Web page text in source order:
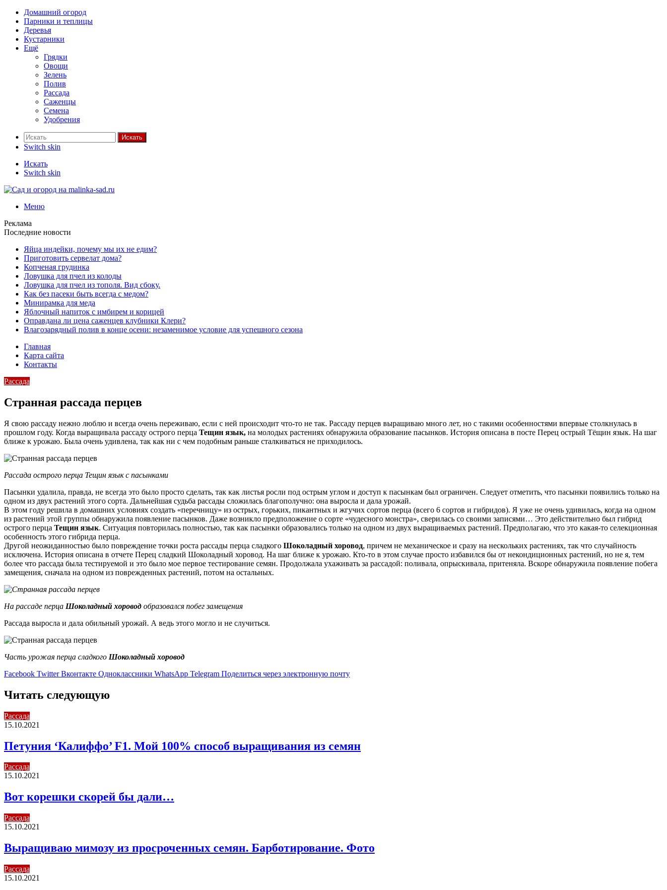
Домашний огород
Парники и теплицы
Деревья
Кустарники
Ещё
Грядки
Овощи
Зелень
Полив
Рассада
Саженцы
Семена
Удобрения
Искать
Switch skin
Искать
Switch skin
Меню
Реклама
Последние новости
Яйца индейки, почему мы их не едим?
Приготовить сервелат⁠⁠ дома?
Копченая грудинка
Ловушка для пчел из колоды
Ловушка для пчел из тополя. Вид сбоку.
Как без пасеки быть всегда с медом?
Минирамка для меда
Яблочный напиток с имбирем и корицей
Оправдана ли цена саженцев клубники Клери?
Влагозарядный полив в конце осени: незаменимое условие для успешного сезона
Главная
Карта сайта
Контакты
Рассада
Странная рассада перцев
Я свою рассаду нежно люблю и всегда очень переживаю, если с ней происходит что-то не так. Рассаду перцев выращиваю много лет, но с такими особенностями впервые столкнулась в
прошлом году. Когда выращивала рассаду острого перца Тещин язык, на молодых растениях обнаружила образование пасынков. История описана в посте Перец острый Тёщин язык. На шаг
ближе к урожаю. Была очень удивлена, так как ни с чем подобным раньше сталкиваться не приходилось.
Рассада острого перца Тещин язык с пасынками
Пасынки удалила, правда, не всегда это было просто сделать, так как листья росли под острым углом и доступ к пасынкам был ограничен. Следует отметить, что пасынки появились только на
одном из двух растений этого сорта. Дальнейшая судьба рассады сложилась благополучно: она выросла и дала урожай.
В этом году решила в домашних условиях создать «перечницу» из острых, горьких, пикантных и жгучих сортов перца (всего 6 сортов и гибридов). Я уже не очень удивилась, когда на одном
из растений этой группы обнаружила появление пасынков. Даже возникло предположение о сорте «чудесного монстра», сверилась со своими записями… Это действительно был гибрид
острого перца Тещин язык. Ситуация повторилась полностью, так как пасынки образовались только на одном из двух выращиваемых растений. Предполагаю, что это какая-то селекционная
особенность этого гибрида перца.
Другой неожиданностью было повреждение точки роста рассады перца сладкого Шоколадный хоровод, причем не механическое и сразу на нескольких растениях, так что случайность
исключена. История описана в отчете Перец сладкий Шоколадный хоровод. На шаг ближе к урожаю. Кто-то в этом случае просто избавился бы от некондиционных растений, но не я, тем
более что рассада была тестируемой и это было мое первое тестирование семян. Продолжала ухаживать за рассадой: поливала, опрыскивала, притеняла. Вскоре обнаружила появление побега
замещения, сначала на одном из поврежденных растений, потом на остальных.
На рассаде перца Шоколадный хоровод образовался побег замещения
Рассада выросла и дала обильный урожай. А ведь этого могло и не случиться.
Часть урожая перца сладкого Шоколадный хоровод
Facebook Twitter Вконтакте Одноклассники WhatsApp Telegram Поделиться через электронную почту
Читать следующую
Рассада
15.10.2021
Петуния ‘Калиффо’ F1. Мой 100% способ выращивания из семян
Рассада
15.10.2021
Вот корешки скорей бы дали…
Рассада
15.10.2021
Выращиваю мимозу из просроченных семян. Барботирование. Фото
Рассада
15.10.2021